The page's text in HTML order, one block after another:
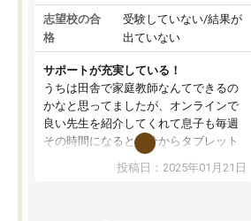
志望校の合
格
受験していない/結果が
出ていない
サポートが充実している！
うちは田舎で家庭教師なんてできるの
かなと思ってましたが、オンラインで
良い先生を紹介してくれて息子も毎週
その時間になると自分からタブレット
を開いてzoomを繋げるようになりまし
た！5科目なんでもOKなのもとても気
投稿日：2025年01月21日